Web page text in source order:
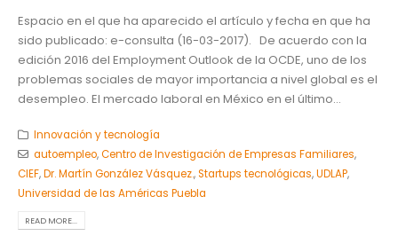
Espacio en el que ha aparecido el artículo y fecha en que ha
sido publicado: e-consulta (16-03-2017). De acuerdo con la
edición 2016 del Employment Outlook de la OCDE, uno de los
problemas sociales de mayor importancia a nivel global es el
desempleo. El mercado laboral en México en el último...
Innovación y tecnología
autoempleo,Centro de Investigación de Empresas Familiares,
CIEF,Dr. Martín González Vásquez.,Startups tecnológicas,UDLAP,
Universidad de las Américas Puebla
READ MORE...